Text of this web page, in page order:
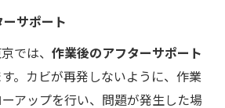
サポート
では、 作業後のアフターサポート
。カビが再発しないように、作業
アップを行い、問題が発生した場